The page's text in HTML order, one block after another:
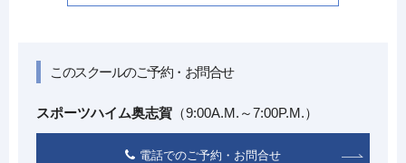
このスクールのご予約・お問合せ
スポーツハイム奥志賀 （9:00A.M.～7:00P.M.）
電話でのご予約・お問合せ